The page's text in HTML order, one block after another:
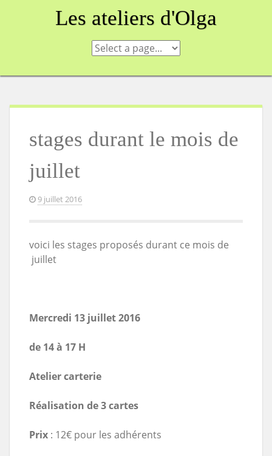
Les ateliers d'Olga
stages durant le mois de
juillet
9 juillet 2016
voici les stages proposés durant ce mois de
juillet
Mercredi 13 juillet 2016
de 14 à 17 H
Atelier carterie
Réalisation de 3 cartes
Prix : 12€ pour les adhérents